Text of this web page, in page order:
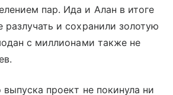
пар. Ида и Алан в итоге
разлучать и сохранили золотую
с миллионами также не
проект не покинула ни